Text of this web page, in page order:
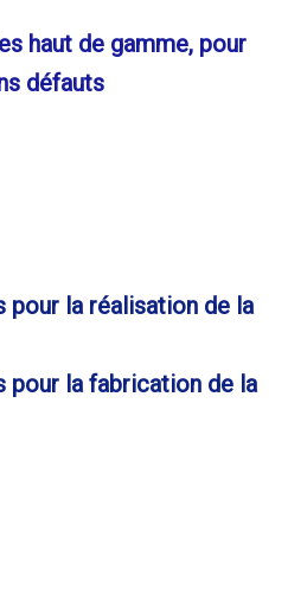
haut de gamme, pour
défauts
pour la réalisation de la
pour la fabrication de la